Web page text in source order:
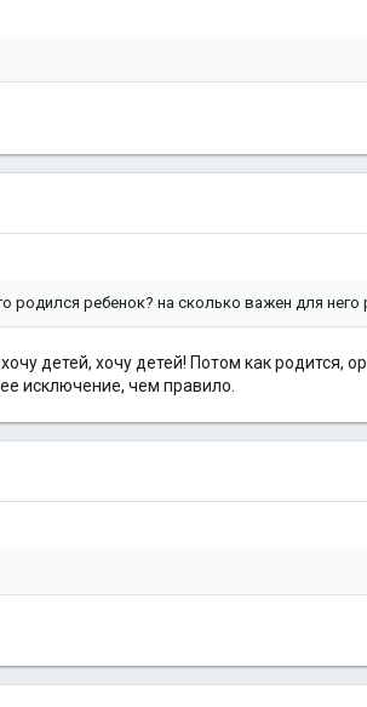
родился ребенок? на сколько важен для
детей, хочу детей! Потом как родится,
исключение, чем правило.